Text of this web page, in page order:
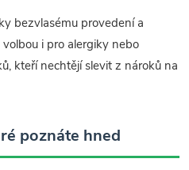
bezvlasému provedení a
i pro alergiky nebo
kteří nechtějí slevit z nároků na
poznáte hned